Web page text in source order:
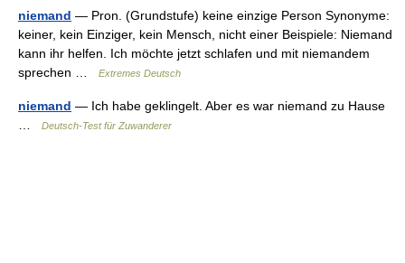
niemand — Pron. (Grundstufe) keine einzige Person Synonyme:
keiner, kein Einziger, kein Mensch, nicht einer Beispiele: Niemand
kann ihr helfen. Ich möchte jetzt schlafen und mit niemandem
sprechen …
Extremes Deutsch
niemand — Ich habe geklingelt. Aber es war niemand zu Hause
Deutsch-Test für Zuwanderer